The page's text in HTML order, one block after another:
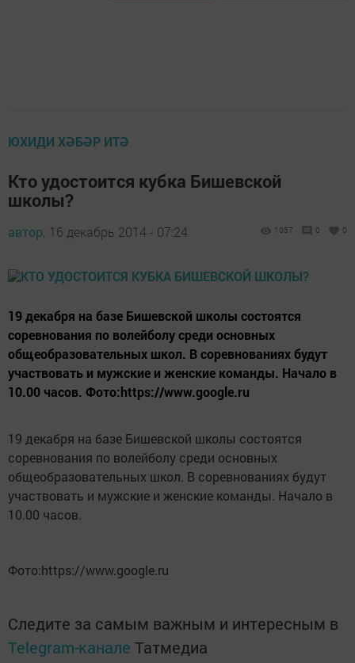
ЮХИДИ ХӘБӘР ИТӘ
Кто удостоится кубка Бишевской
школы?
автор, 16 декабрь 2014 - 07:24 1057 0 0
19 декабря на базе Бишевской школы состоятся
соревнования по волейболу среди основных
общеобразовательных школ. В соревнованиях будут
участвовать и мужские и женские команды. Начало в
10.00 часов. Фото:https://www.google.ru
19 декабря на базе Бишевской школы состоятся
соревнования по волейболу среди основных
общеобразовательных школ. В соревнованиях будут
участвовать и мужские и женские команды. Начало в
10.00 часов.
Фото:https://www.google.ru
Следите за самым важным и интересным в
Telegram-канале Татмедиа